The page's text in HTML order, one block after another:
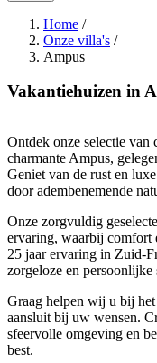
Home /
Onze villa's /
Ampus
Vakantiehuizen in
Ontdek onze selectie van
charmante Ampus,
Geniet van de rust en
door adembenemende
Onze zorgvuldig
ervaring, waarbij comfort
25 jaar ervaring in Zuid-
zorgeloze en
Graag helpen wij u bij
aansluit bij uw wensen.
sfeervolle omgeving en
best.